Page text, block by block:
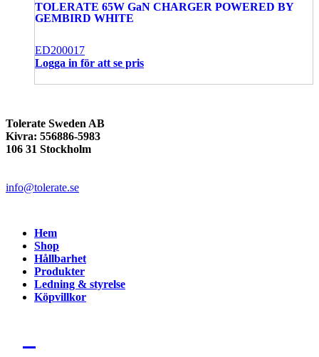
TOLERATE 65W GaN CHARGER POWERED BY
GEMBIRD WHITE
ED200017
Logga in för att se pris
Tolerate Sweden AB
Kivra: 556886-5983
106 31 Stockholm
info@tolerate.se
Hem
Shop
Hållbarhet
Produkter
Ledning & styrelse
Köpvillkor